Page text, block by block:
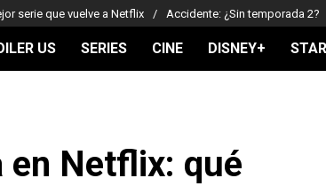
serie que vuelve a Netflix Accidente: ¿Sin temporada 2?
US SERIES CINE DISNEY+
en Netflix: qué